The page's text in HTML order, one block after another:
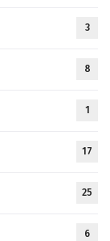
3
8
1
17
25
6